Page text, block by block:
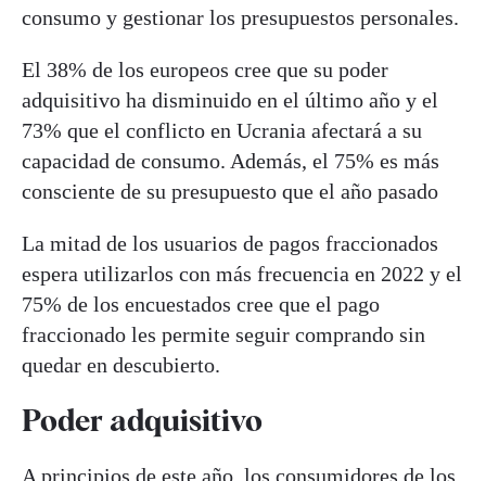
consumo y gestionar los presupuestos personales.
El 38% de los europeos cree que su poder
adquisitivo ha disminuido en el último año y el
73% que el conflicto en Ucrania afectará a su
capacidad de consumo. Además, el 75% es más
consciente de su presupuesto que el año pasado
La mitad de los usuarios de pagos fraccionados
espera utilizarlos con más frecuencia en 2022 y el
75% de los encuestados cree que el pago
fraccionado les permite seguir comprando sin
quedar en descubierto.
Poder adquisitivo
A principios de este año, los consumidores de los